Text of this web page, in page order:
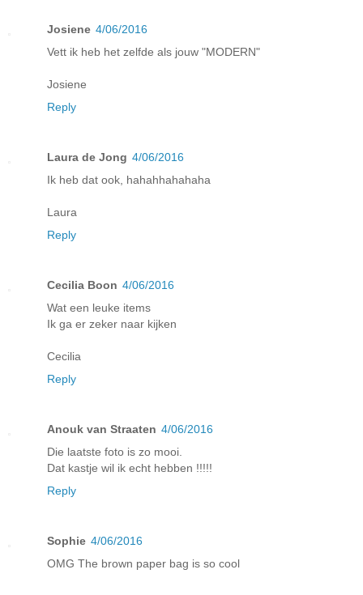
Josiene 4/06/2016
Vett ik heb het zelfde als jouw "MODERN"
Josiene
Reply
Laura de Jong 4/06/2016
Ik heb dat ook, hahahhahahaha
Laura
Reply
Cecilia Boon 4/06/2016
Wat een leuke items
Ik ga er zeker naar kijken
Cecilia
Reply
Anouk van Straaten 4/06/2016
Die laatste foto is zo mooi.
Dat kastje wil ik echt hebben !!!!!
Reply
Sophie 4/06/2016
OMG The brown paper bag is so cool